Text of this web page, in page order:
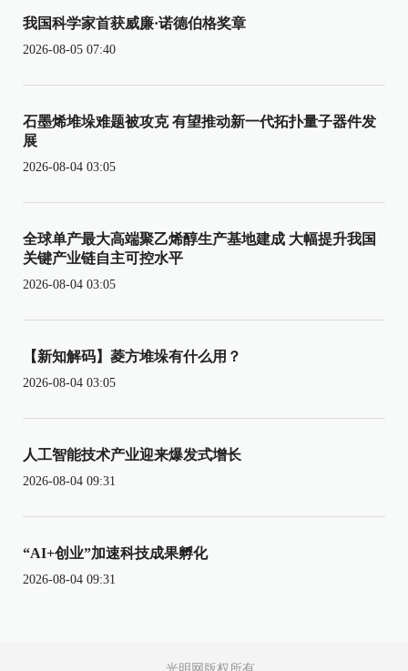
我国科学家首获威廉·诺德伯格奖章
2026-08-05 07:40
石墨烯堆垛难题被攻克 有望推动新一代拓扑量子器件发
展
2026-08-04 03:05
全球单产最大高端聚乙烯醇生产基地建成 大幅提升我国
关键产业链自主可控水平
2026-08-04 03:05
【新知解码】菱方堆垛有什么用？
2026-08-04 03:05
人工智能技术产业迎来爆发式增长
2026-08-04 09:31
“AI+创业”加速科技成果孵化
2026-08-04 09:31